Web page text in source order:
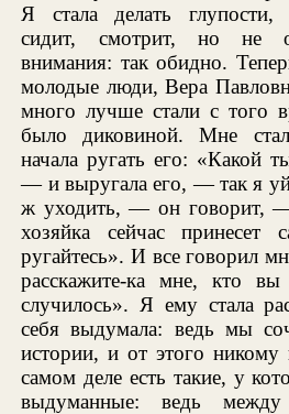
Я стала делать глупости,
сидит, смотрит, но не
внимания: так обидно.
молодые люди, Вера
много лучше стали с того
было диковиной. Мне
начала ругать его: «Какой
— и выругала его, — так я
ж уходить, — он говорит,
хозяйка сейчас принесет
ругайтесь». И все говорил
расскажите-ка мне, кто
случилось». Я ему стала
себя выдумала: ведь мы
истории, и от этого никому
самом деле есть такие, у
выдуманные: ведь